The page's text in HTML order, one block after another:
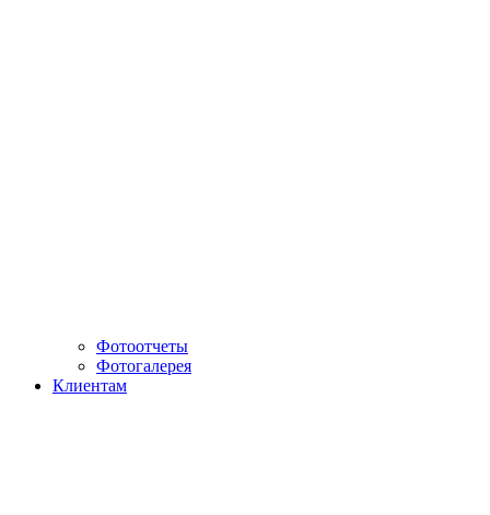
Фотоотчеты
Фотогалерея
Клиентам